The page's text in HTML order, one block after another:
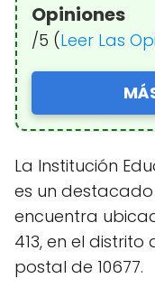
Opiniones
/5 (Leer Las
La Institución
es un destacado
encuentra
413, en el
postal de 10677.